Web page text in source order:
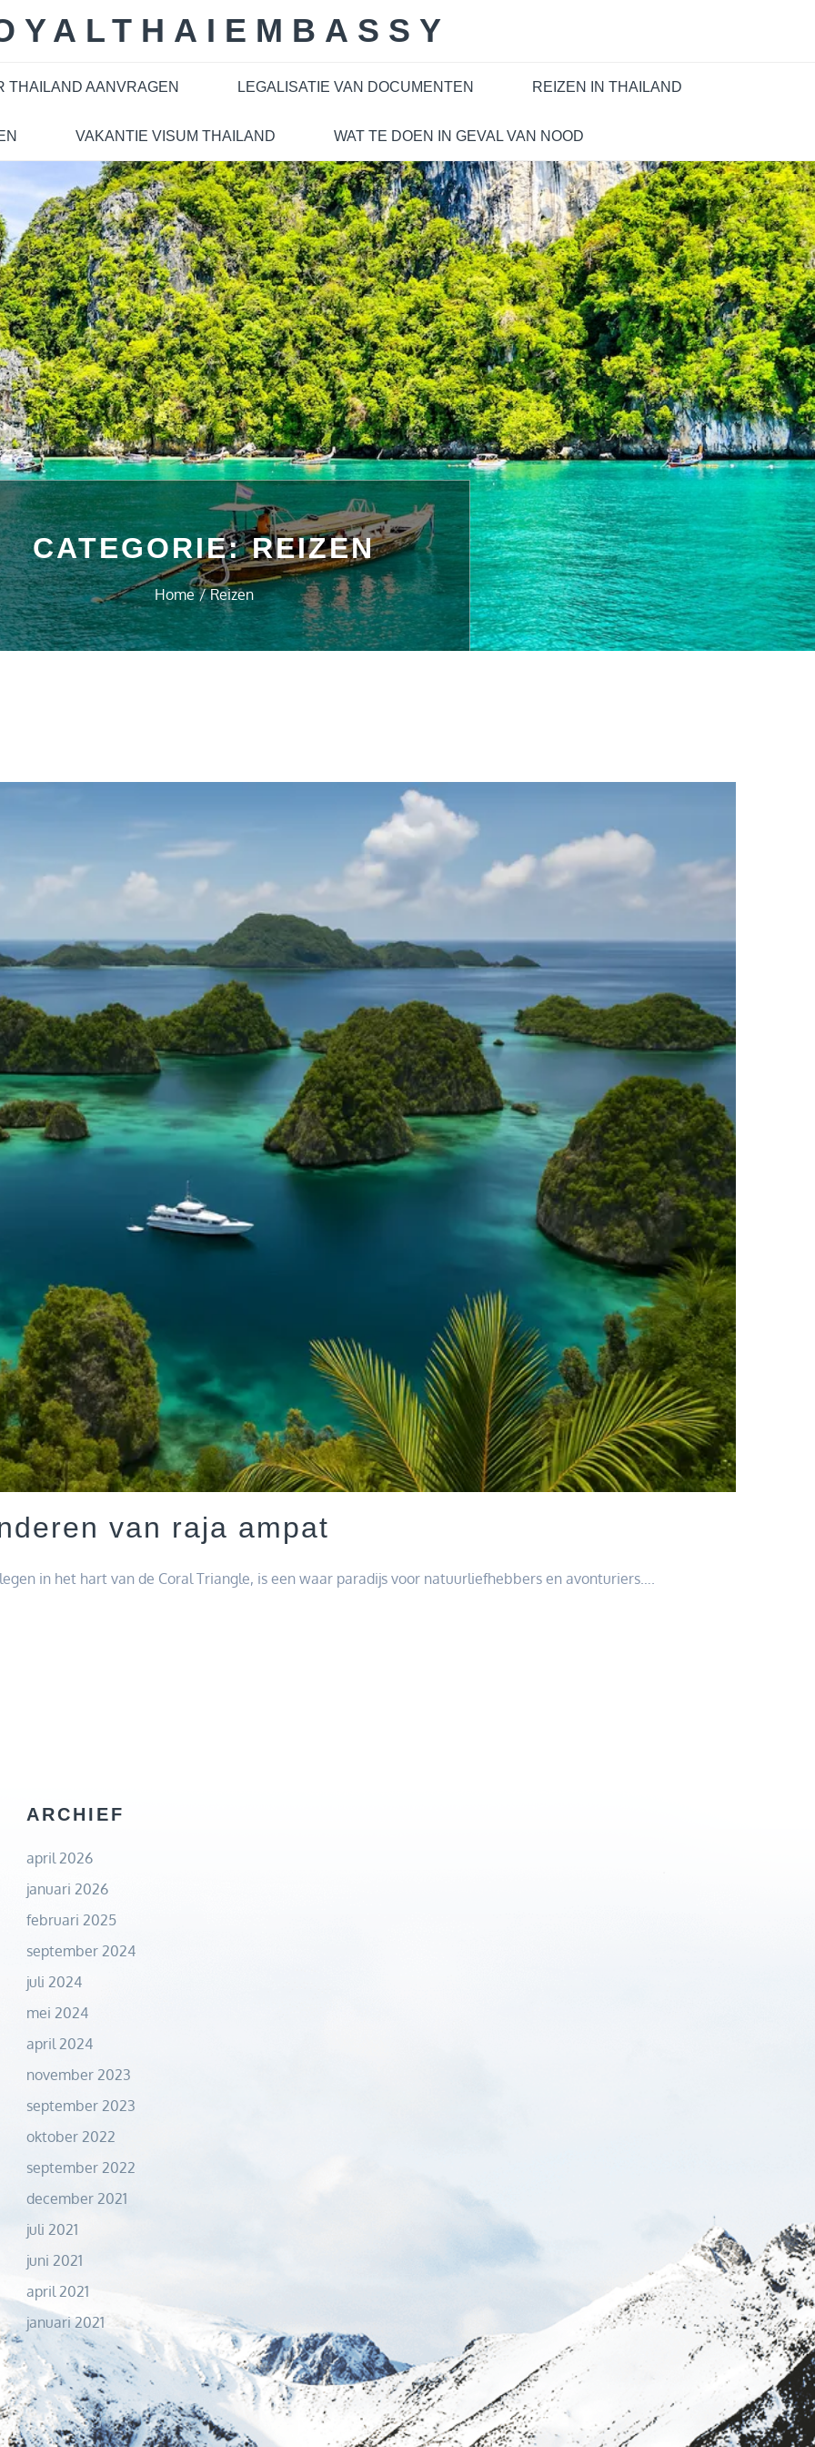
THAILAND AANVRAGEN LEGALISATIE VAN DOCUMENTEN REIZEN IN THAILAND
VAKANTIE VISUM THAILAND WAT TE DOEN IN GEVAL VAN NOOD
CATEGORIE:REIZEN
Home Reizen
van raja ampat
in het hart van de Coral Triangle, is een waar paradijs voor natuurliefhebbers en avonturiers….
ARCHIEF
april 2026
januari 2026
februari 2025
september 2024
juli 2024
mei 2024
april 2024
november 2023
september 2023
oktober 2022
september 2022
december 2021
juli 2021
juni 2021
april 2021
januari 2021